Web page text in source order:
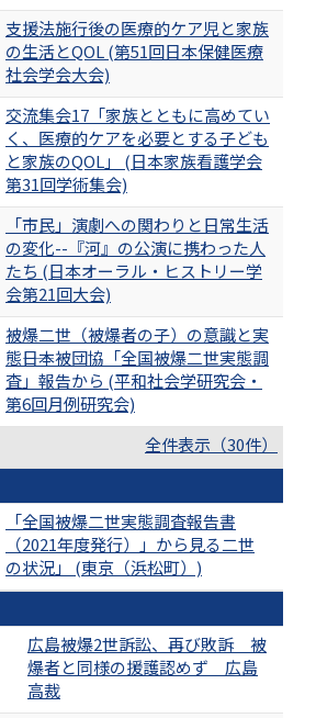
支援法施行後の医療的ケア児と家族
の生活とQOL (第51回日本保健医療
社会学会大会)
交流集会17「家族とともに高めてい
く、医療的ケアを必要とする子ども
と家族のQOL」 (日本家族看護学会
第31回学術集会)
「市民」演劇への関わりと日常生活
の変化--『河』の公演に携わった人
たち (日本オーラル・ヒストリー学
会第21回大会)
被爆二世（被爆者の子）の意識と実
態――日本被団協「全国被爆二世実態調
査」報告から (平和社会学研究会・
第6回月例研究会)
全件表示（30件）
「全国被爆二世実態調査報告書
（2021年度発行）」から見る二世
の状況」 (東京（浜松町）)
広島被爆2世訴訟、再び敗訴 被
爆者と同様の援護認めず 広島
高裁